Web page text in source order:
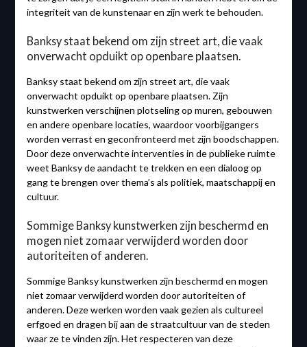
integriteit van de kunstenaar en zijn werk te behouden.
Banksy staat bekend om zijn street art, die vaak
onverwacht opduikt op openbare plaatsen.
Banksy staat bekend om zijn street art, die vaak
onverwacht opduikt op openbare plaatsen. Zijn
kunstwerken verschijnen plotseling op muren, gebouwen
en andere openbare locaties, waardoor voorbijgangers
worden verrast en geconfronteerd met zijn boodschappen.
Door deze onverwachte interventies in de publieke ruimte
weet Banksy de aandacht te trekken en een dialoog op
gang te brengen over thema’s als politiek, maatschappij en
cultuur.
Sommige Banksy kunstwerken zijn beschermd en
mogen niet zomaar verwijderd worden door
autoriteiten of anderen.
Sommige Banksy kunstwerken zijn beschermd en mogen
niet zomaar verwijderd worden door autoriteiten of
anderen. Deze werken worden vaak gezien als cultureel
erfgoed en dragen bij aan de straatcultuur van de steden
waar ze te vinden zijn. Het respecteren van deze